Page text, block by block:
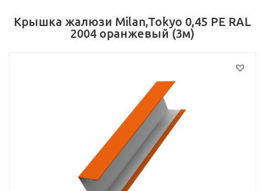
Крышка жалюзи Milan,Tokyo 0,45 PE RAL
2004 оранжевый (3м)